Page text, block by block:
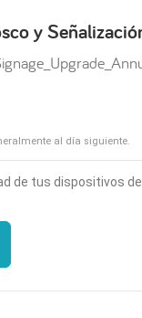
y
al día siguiente.
de tus dispositivos